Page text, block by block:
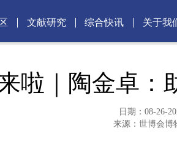
文献研究 综合快讯 关于我
啦｜陶金卓：
日期：08-26-
来源：世博会博